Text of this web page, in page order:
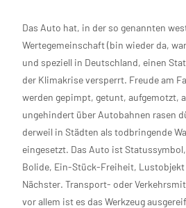
Das Auto hat, in der so genannten
Wertegemeinschaft (bin wieder da,
und speziell in Deutschland, einen
der Klimakrise versperrt. Freude am
werden gepimpt, getunt, aufgemotzt,
ungehindert über Autobahnen rasen
derweil in Städten als todbringende
eingesetzt. Das Auto ist
Bolide, Ein-Stück-Freiheit,
Nächster. Transport- oder
vor allem ist es das Werkzeug